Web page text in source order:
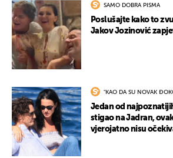
SAMO DOBRA PISMA
Poslušajte kako to
Jakov Jozinović
"KAO DA SU NOVAK
Jedan od
stigao na Jadran,
vjerojatno nisu